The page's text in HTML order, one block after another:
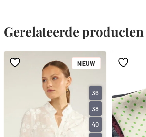
Gerelateerde producten
NIEUW
36
38
40